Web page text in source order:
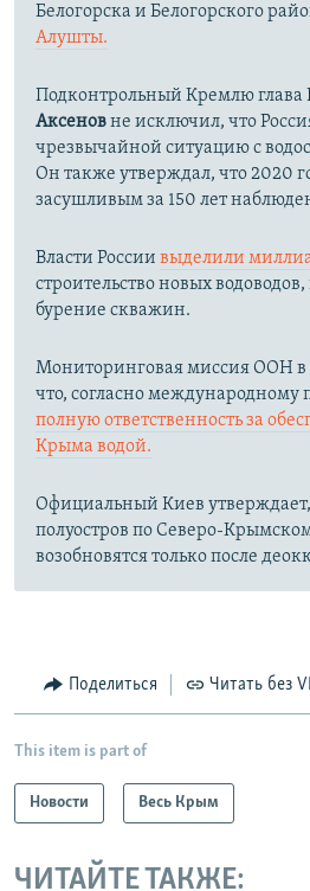
Белогорска и Белогорского
Алушты.
Подконтрольный Кремлю
Аксеновне исключил, что
чрезвычайной ситуацию с
Он также утверждал, что 2020
засушливым за 150 лет
Власти России выделили
строительство новых
бурение скважин.
Мониторинговая миссия ООН в
что, согласно международному
полную ответственность за
Крыма водой.
Официальный Киев утверждает,
полуостров по Северо-
возобновятся только после
Поделиться Читать без
This item is part of
Новости Весь Крым
ЧИТАЙТЕ ТАКЖЕ: